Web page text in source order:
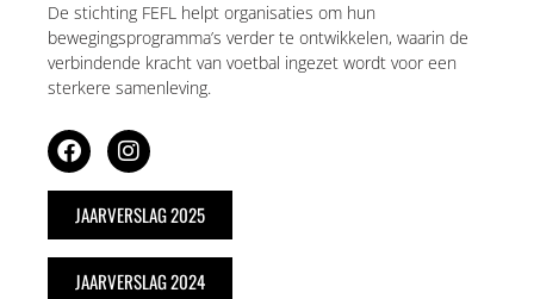
De stichting FEFL helpt organisaties om hun
bewegingsprogramma’s verder te ontwikkelen, waarin de
verbindende kracht van voetbal ingezet wordt voor een
sterkere samenleving.
JAARVERSLAG 2025
JAARVERSLAG 2024